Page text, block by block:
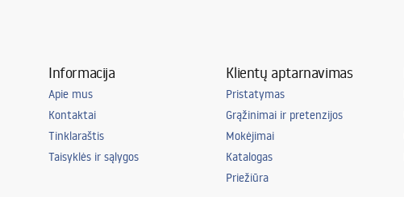
Informacija
Apie mus
Kontaktai
Tinklaraštis
Taisyklės ir sąlygos
Klientų aptarnavimas
Pristatymas
Grąžinimai ir pretenzijos
Mokėjimai
Katalogas
Priežiūra